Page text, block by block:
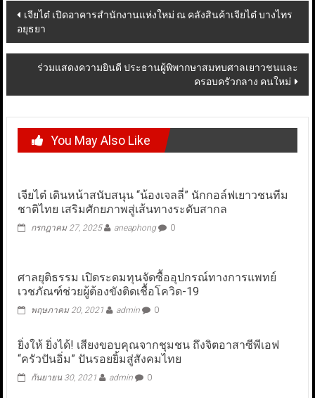
Post
navigation
เจียไต๋ เปิดอาคารสำนักงานแห่งใหม่ ณ คลังสินค้าเจียไต๋ บางไทร
อยุธยา
ร่วมแสดงความยินดี ประธานผู้พิพากษาสมทบศาลเยาวชนและ
ครอบครัวกลาง คนใหม่
You May Also Like
เจียไต๋ เดินหน้าสนับสนุน “น้องเจลลี่” นักกอล์ฟเยาวชนทีม
ชาติไทย เสริมศักยภาพสู่เส้นทางระดับสากล
กรกฎาคม 27, 2025 aneaphong 0
ศาลยุติธรรม เปิดระดมทุนจัดซื้ออุปกรณ์ทางการแพทย์
เวชภัณฑ์ช่วยผู้ต้องขังติดเชื้อโควิด-19
พฤษภาคม 20, 2021 admin 0
ยิ่งให้ ยิ่งได้! เสียงขอบคุณจากชุมชน ถึงจิตอาสาซีพีเอฟ
“ครัวปันอิ่ม” ปันรอยยิ้มสู่สังคมไทย
กันยายน 30, 2021 admin 0